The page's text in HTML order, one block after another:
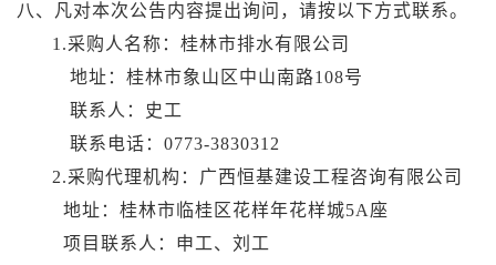
八 、凡对本次公告内容提出询问，请按以下方式联系。
1.采购人名称：桂林市排水有限公司
地址：桂林市象山区中山南路108号
联系人：史工
联系电话： 0773-3830312
2.采购代理机构：广西恒基建设工程咨询有限公司
地址：桂林市临桂区花样年花样城5A座
项目联系人：申工、刘工